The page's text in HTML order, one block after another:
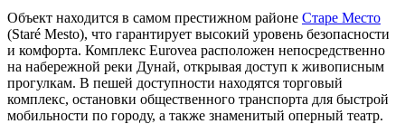
Объект находится в самом престижном районе Старе Место
(Staré Mesto), что гарантирует высокий уровень безопасности
и комфорта. Комплекс Eurovea расположен непосредственно
на набережной реки Дунай, открывая доступ к живописным
прогулкам. В пешей доступности находятся торговый
комплекс, остановки общественного транспорта для быстрой
мобильности по городу, а также знаменитый оперный театр.